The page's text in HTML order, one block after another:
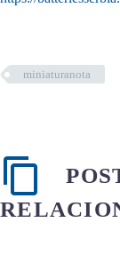
miniaturanota